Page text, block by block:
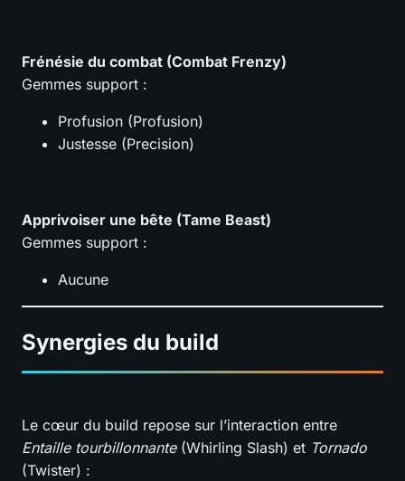
Frénésie du combat (Combat Frenzy)
Gemmes support :
Profusion (Profusion)
Justesse (Precision)
Apprivoiser une bête (Tame Beast)
Gemmes support :
Aucune
Synergies du build
Le cœur du build repose sur l’interaction entre
Entaille tourbillonnante(Whirling Slash) et Tornado
(Twister) :